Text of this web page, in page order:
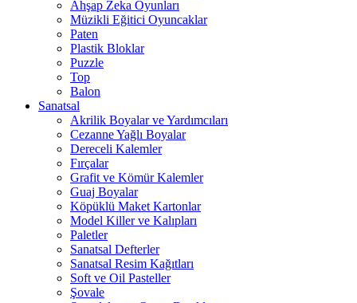
Ahşap Zeka Oyunları
Müzikli Eğitici Oyuncaklar
Paten
Plastik Bloklar
Puzzle
Top
Balon
Sanatsal
Akrilik Boyalar ve Yardımcıları
Cezanne Yağlı Boyalar
Dereceli Kalemler
Fırçalar
Grafit ve Kömür Kalemler
Guaj Boyalar
Köpüklü Maket Kartonlar
Model Killer ve Kalıpları
Paletler
Sanatsal Defterler
Sanatsal Resim Kağıtları
Soft ve Oil Pasteller
Şovale